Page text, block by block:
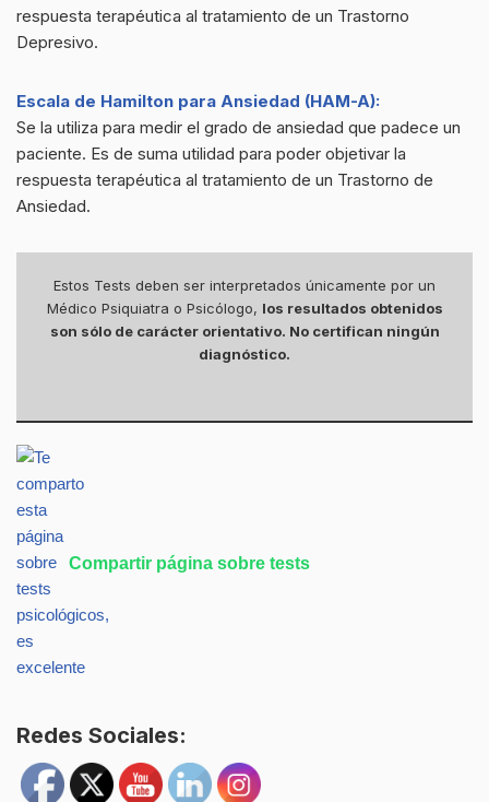
respuesta terapéutica al tratamiento de un Trastorno
Depresivo.
Escala de Hamilton para Ansiedad (HAM-A):
Se la utiliza para medir el grado de ansiedad que padece un
paciente. Es de suma utilidad para poder objetivar la
respuesta terapéutica al tratamiento de un Trastorno de
Ansiedad.
Estos Tests deben ser interpretados únicamente por un
Médico Psiquiatra o Psicólogo, los resultados obtenidos
son sólo de carácter orientativo. No certifican ningún
diagnóstico.
Compartir página sobre tests
Redes Sociales: